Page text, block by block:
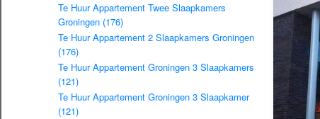
Te Huur Appartement Twee Slaapkamers
Groningen (176)
Te Huur Appartement 2 Slaapkamers Groningen
(176)
Te Huur Appartement Groningen 3 Slaapkamers
(121)
Te Huur Appartement Groningen 3 Slaapkamer
(121)